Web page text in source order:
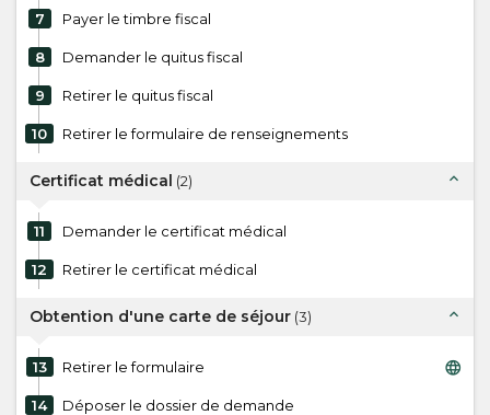
7 Payer le timbre fiscal
8 Demander le quitus fiscal
9 Retirer le quitus fiscal
10 Retirer le formulaire de renseignements
Certificat médical (2) expand_less
11 Demander le certificat médical
12 Retirer le certificat médical
Obtention d'une carte de séjour (3) expand_less
13 Retirer le formulaire language
14 Déposer le dossier de demande